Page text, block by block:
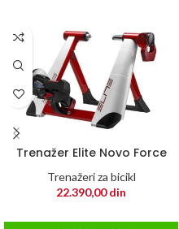
Trenažer Elite Novo Force
Trenažeri za bicikl
22.390,00din